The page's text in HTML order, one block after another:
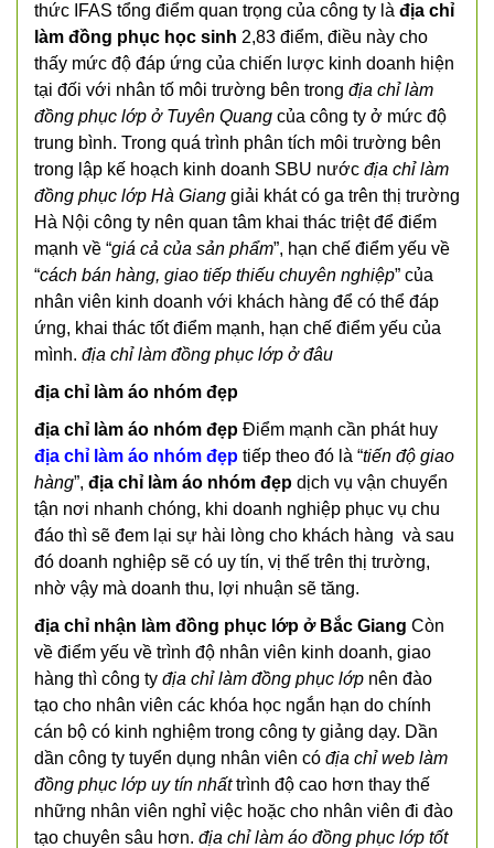
thức IFAS tổng điểm quan trọng của công ty là địa chỉ
làm đồng phục học sinh 2,83 điểm, điều này cho
thấy mức độ đáp ứng của chiến lược kinh doanh hiện
tại đối với nhân tố môi trường bên trong địa chỉ làm
đồng phục lớp ở Tuyên Quang của công ty ở mức độ
trung bình. Trong quá trình phân tích môi trường bên
trong lập kế hoạch kinh doanh SBU nước địa chỉ làm
đồng phục lớp Hà Giang giải khát có ga trên thị trường
Hà Nội công ty nên quan tâm khai thác triệt để điểm
mạnh về “giá cả của sản phẩm”, hạn chế điểm yếu về
“cách bán hàng, giao tiếp thiếu chuyên nghiệp” của
nhân viên kinh doanh với khách hàng để có thể đáp
ứng, khai thác tốt điểm mạnh, hạn chế điểm yếu của
mình. địa chỉ làm đồng phục lớp ở đâu
địa chỉ làm áo nhóm đẹp
địa chỉ làm áo nhóm đẹp Điểm mạnh cần phát huy
địa chỉ làm áo nhóm đẹp tiếp theo đó là “tiến độ giao
hàng”, địa chỉ làm áo nhóm đẹp dịch vụ vận chuyển
tận nơi nhanh chóng, khi doanh nghiệp phục vụ chu
đáo thì sẽ đem lại sự hài lòng cho khách hàng và sau
đó doanh nghiệp sẽ có uy tín, vị thế trên thị trường,
nhờ vậy mà doanh thu, lợi nhuận sẽ tăng.
địa chỉ nhận làm đồng phục lớp ở Bắc Giang Còn
về điểm yếu về trình độ nhân viên kinh doanh, giao
hàng thì công ty địa chỉ làm đồng phục lớp nên đào
tạo cho nhân viên các khóa học ngắn hạn do chính
cán bộ có kinh nghiệm trong công ty giảng dạy. Dần
dần công ty tuyển dụng nhân viên có địa chỉ web làm
đồng phục lớp uy tín nhấttrình độ cao hơn thay thế
những nhân viên nghỉ việc hoặc cho nhân viên đi đào
tạo chuyên sâu hơn. địa chỉ làm áo đồng phục lớp tốt